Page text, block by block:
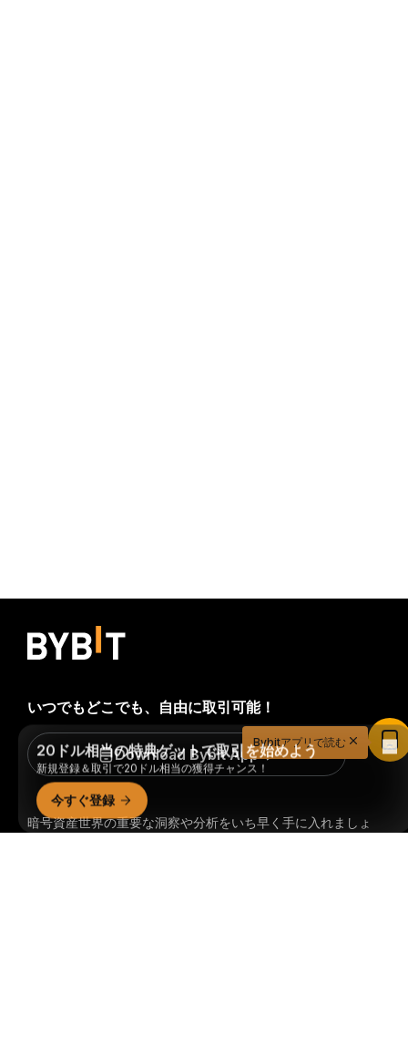
暗号資産世界の重要な洞察や分析をいち早く手に入れましょ
いつでもどこでも、自由に取引可能！
Download Bybit App
20ドル相当の特典ゲットで取引を始めよう
新規登録＆取引で20ドル相当の獲得チャンス！
今すぐ登録
Bybitアプリで読む